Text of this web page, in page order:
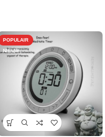
POPULAIR
NIEUW